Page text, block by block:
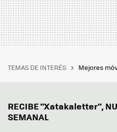
TEMAS DE INTERÉS Mejores
RECIBE "Xatakaletter",
SEMANAL